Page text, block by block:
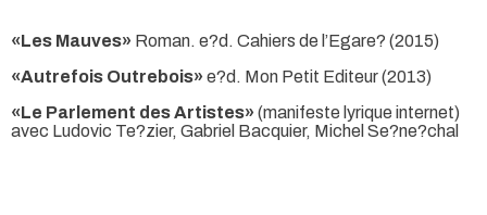
«Les Mauves» Roman. e?d. Cahiers de l’Egare? (2015)
«Autrefois Outrebois» e?d. Mon Petit Editeur (2013)
«Le Parlement des Artistes» (manifeste lyrique internet)
avec Ludovic Te?zier, Gabriel Bacquier, Michel Se?ne?chal